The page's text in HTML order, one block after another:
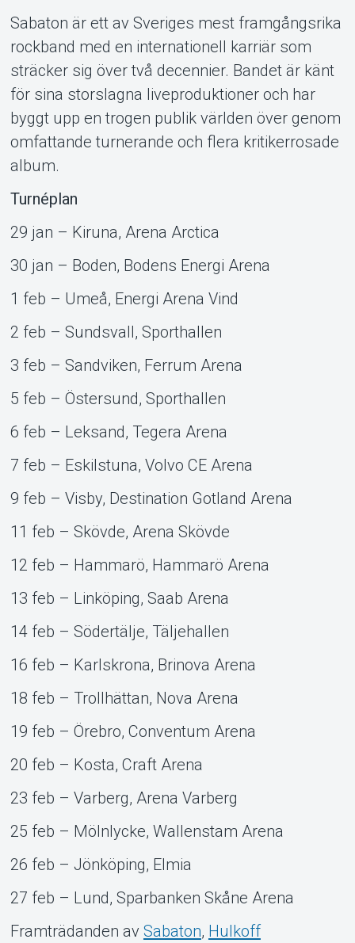
Sabaton är ett av Sveriges mest framgångsrika
rockband med en internationell karriär som
sträcker sig över två decennier. Bandet är känt
för sina storslagna liveproduktioner och har
byggt upp en trogen publik världen över genom
omfattande turnerande och flera kritikerrosade
album.
Turnéplan
29 jan – Kiruna, Arena Arctica
30 jan – Boden, Bodens Energi Arena
1 feb – Umeå, Energi Arena Vind
2 feb – Sundsvall, Sporthallen
3 feb – Sandviken, Ferrum Arena
5 feb – Östersund, Sporthallen
6 feb – Leksand, Tegera Arena
7 feb – Eskilstuna, Volvo CE Arena
9 feb – Visby, Destination Gotland Arena
11 feb – Skövde, Arena Skövde
12 feb – Hammarö, Hammarö Arena
13 feb – Linköping, Saab Arena
14 feb – Södertälje, Täljehallen
16 feb – Karlskrona, Brinova Arena
18 feb – Trollhättan, Nova Arena
19 feb – Örebro, Conventum Arena
20 feb – Kosta, Craft Arena
23 feb – Varberg, Arena Varberg
25 feb – Mölnlycke, Wallenstam Arena
26 feb – Jönköping, Elmia
27 feb – Lund, Sparbanken Skåne Arena
Framträdanden av Sabaton, Hulkoff